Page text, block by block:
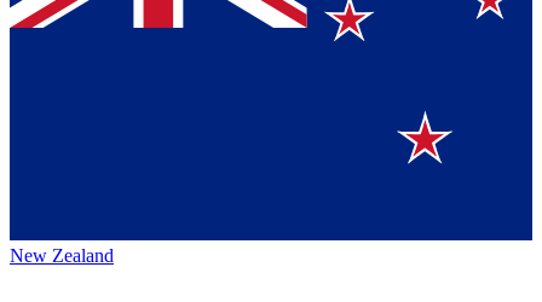
New Zealand